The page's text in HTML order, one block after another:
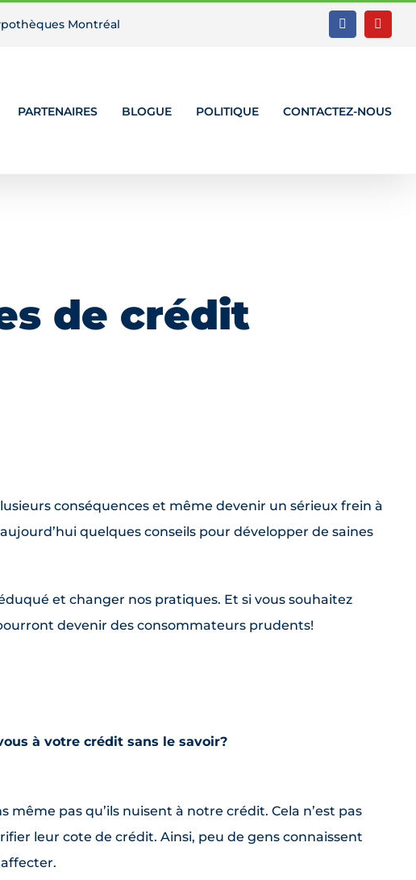
Montréal Facebook
PARTENAIRES BLOGUE POLITIQUE CONTACTEZ-NOUS
de crédit
conséquences et même devenir un sérieux frein à
quelques conseils pour développer de saines
et changer nos pratiques. Et si vous souhaitez
devenir des consommateurs prudents!
à votre crédit sans le savoir?
pas qu’ils nuisent à notre crédit. Cela n’est pas
leur cote de crédit. Ainsi, peu de gens connaissent